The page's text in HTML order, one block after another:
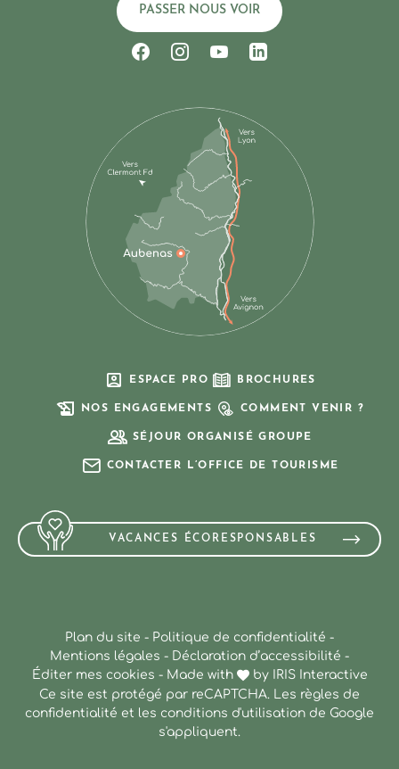
PASSER NOUS VOIR
Suivez-nous sur Facebook
Suivez-nous sur Instagram
Suivez-nous sur
Suivez-nous sur
ESPACE PRO BROCHURES
NOS ENGAGEMENTS COMMENT VENIR ?
SÉJOUR ORGANISÉ GROUPE
CONTACTER L’OFFICE DE TOURISME
VACANCES ÉCORESPONSABLES
Plan du site - Politique de confidentialité -
Mentions légales - Déclaration d’accessibilité -
Éditer mes cookies - Made with by
IRIS Interactive
Ce site est protégé par reCAPTCHA. Les règles de
confidentialité et les conditions d'utilisation de Google
s'appliquent.